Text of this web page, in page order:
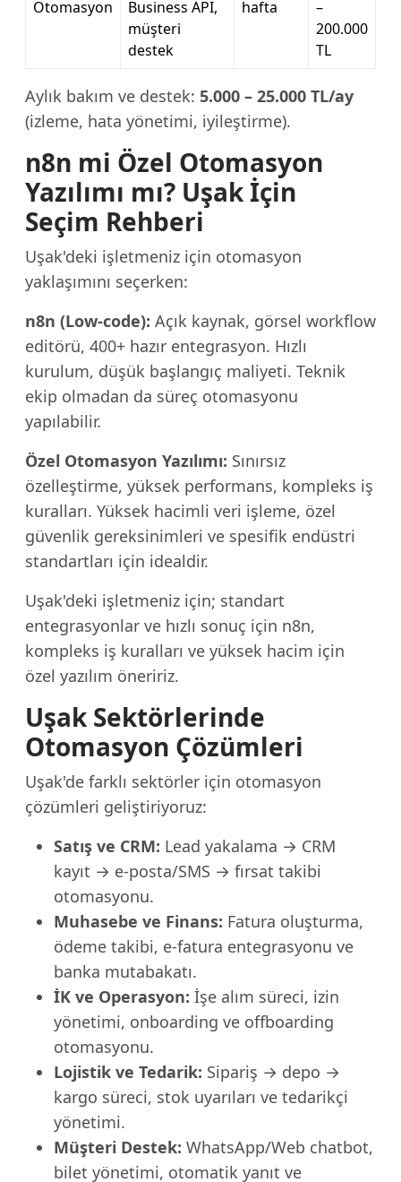
Otomasyon
Business API,
müşteri
destek
hafta
–
200.000
TL
Aylık bakım ve destek: 5.000 – 25.000 TL/ay
(izleme, hata yönetimi, iyileştirme).
n8n mi Özel Otomasyon
Yazılımı mı? Uşak İçin
Seçim Rehberi
Uşak'deki işletmeniz için otomasyon
yaklaşımını seçerken:
n8n (Low-code): Açık kaynak, görsel workflow
editörü, 400+ hazır entegrasyon. Hızlı
kurulum, düşük başlangıç maliyeti. Teknik
ekip olmadan da süreç otomasyonu
yapılabilir.
Özel Otomasyon Yazılımı: Sınırsız
özelleştirme, yüksek performans, kompleks iş
kuralları. Yüksek hacimli veri işleme, özel
güvenlik gereksinimleri ve spesifik endüstri
standartları için idealdir.
Uşak'deki işletmeniz için; standart
entegrasyonlar ve hızlı sonuç için n8n,
kompleks iş kuralları ve yüksek hacim için
özel yazılım öneririz.
Uşak Sektörlerinde
Otomasyon Çözümleri
Uşak'de farklı sektörler için otomasyon
çözümleri geliştiriyoruz:
Satış ve CRM: Lead yakalama → CRM
kayıt → e-posta/SMS → fırsat takibi
otomasyonu.
Muhasebe ve Finans: Fatura oluşturma,
ödeme takibi, e-fatura entegrasyonu ve
banka mutabakatı.
İK ve Operasyon: İşe alım süreci, izin
yönetimi, onboarding ve offboarding
otomasyonu.
Lojistik ve Tedarik: Sipariş → depo →
kargo süreci, stok uyarıları ve tedarikçi
yönetimi.
Müşteri Destek: WhatsApp/Web chatbot,
bilet yönetimi, otomatik yanıt ve